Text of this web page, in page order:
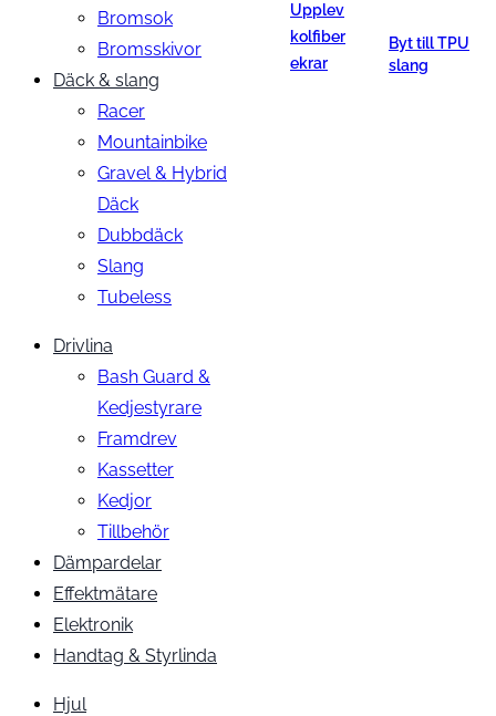
Bromsok
Bromsskivor
Däck & slang
Racer
Mountainbike
Gravel & Hybrid
Däck
Dubbdäck
Slang
Tubeless
Drivlina
Bash Guard &
Kedjestyrare
Framdrev
Kassetter
Kedjor
Tillbehör
Dämpardelar
Effektmätare
Elektronik
Handtag & Styrlinda
Hjul
Upplev
kolfiber
ekrar
Byt till TPU
slang